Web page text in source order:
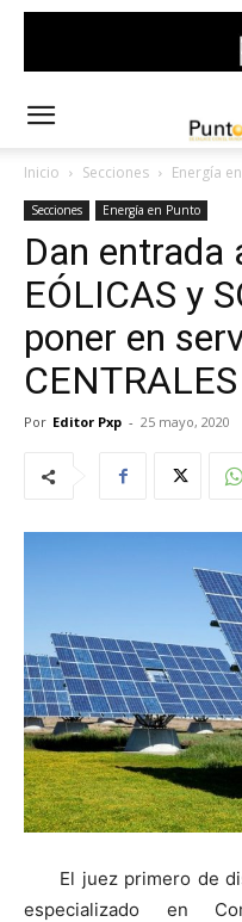
Inicio Secciones Energía
Secciones Energía en Punto
Dan entrada
EÓLICAS y
poner en
Por Editor Pxp - 25 mayo, 2020
El juez primero de
especializado en